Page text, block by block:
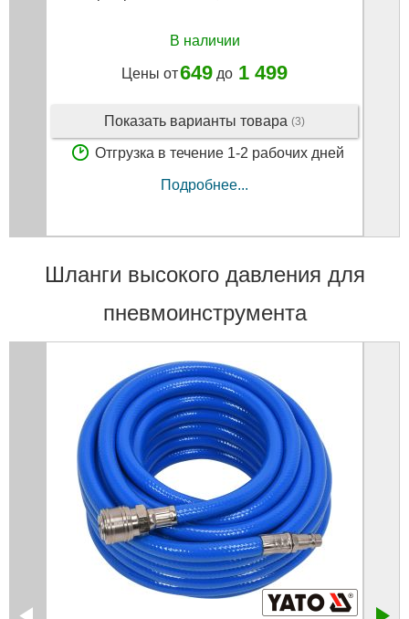
В наличии
Цены от649 до 1 499
Показать варианты товара (3)
Отгрузка в течение 1-2 рабочих дней
Подробнее...
Шланги высокого давления для
пневмоинструмента